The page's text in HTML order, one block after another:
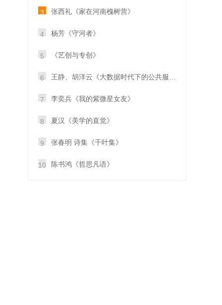
3 张西礼《家在河南槐树营》
4 杨芳《守河者》
5 《艺创与专创》
6
7 李奕兵《我的紫微星女友》
8 夏汉《美学的直觉》
9 张春明 诗集《千叶集》
10 陈书鸿《哲思凡语》